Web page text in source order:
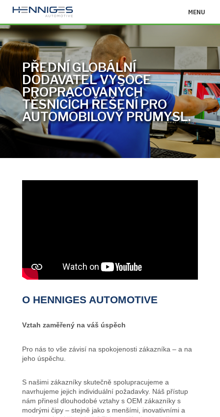
MENU
PŘEDNÍ GLOBÁLNÍ
DODAVATEL VYSOCE
PROPRACOVANÝCH
TĚSNICÍCH ŘEŠENÍ PRO
AUTOMOBILOVÝ PRŮMYSL.
O HENNIGES AUTOMOTIVE
Vztah zaměřený na váš úspěch
Pro nás to vše závisí na spokojenosti zákazníka – a na
jeho úspěchu.
S našimi zákazníky skutečně spolupracujeme a
navrhujeme jejich individuální požadavky. Náš přístup
nám přinesl dlouhodobé vztahy s OEM zákazníky s
modrými čipy – stejně jako s menšími, inovativními a